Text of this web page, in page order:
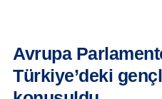
Avrupa
Türkiye’deki